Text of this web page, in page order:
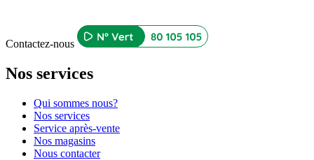
Contactez-nous
Nos services
Qui sommes nous?
Nos services
Service après-vente
Nos magasins
Nous contacter